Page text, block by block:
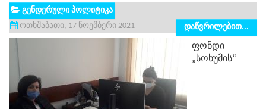
გენდერული პოლიტიკა
ოთხშაბათი, 17 ნოემბერი 2021
დაწვრილებით...
ფონდი
„სოხუმის“